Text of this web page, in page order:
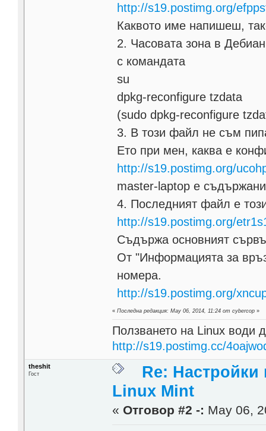
http://s19.postimg.org/
Каквото име напишеш,
2. Часовата зона в
с командата
su
dpkg-reconfigure tzdata
(sudo dpkg-reconfigure
3. В този файл не съм
Ето при мен, каква е
http://s19.postimg.org/
master-laptop е
4. Последният файл е
http://s19.postimg.org/
Съдържа основният
От "Информацията за
номера.
http://s19.postimg.org/
«Последна редакция: May 06, 2014, 11:24 от cybercop »
Ползването на Linux води
http://s19.postimg.cc/
theshit
Гост
Re:
Linux Mint
« Отговор #2 -: May 06,